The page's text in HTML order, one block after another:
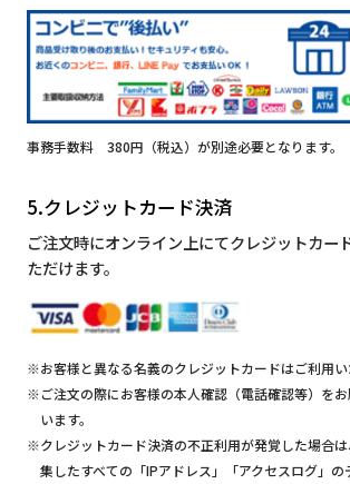
事務手数料 380円（税込）が別途必要となります。
5.クレジットカード決済
ご注文時にオンライン上にてクレジットカー
ただけます。
※お客様と異なる名義のクレジットカードはご利用い
※ご注文の際にお客様の本人確認（電話確認等）を
います。
※クレジットカード決済の不正利用が発覚した場合
集したすべての「IPアドレス」「アクセスログ」